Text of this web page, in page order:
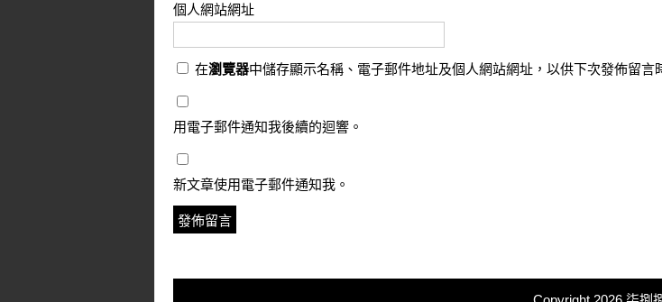
個人網站網址
在瀏覽器中儲存顯示名稱、電子郵件地址及個人網站網址，以供下次發佈留言
用電子郵件通知我後續的迴響。
新文章使用電子郵件通知我。